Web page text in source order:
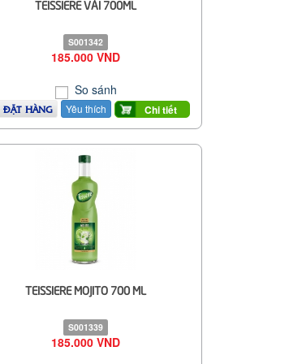
TEISSIERE VẢI 700ML
S001342
185.000 VND
So sánh
ĐẶT HÀNG Yêu thích Chi tiết
TEISSIERE MOJITO 700 ML
S001339
185.000 VND